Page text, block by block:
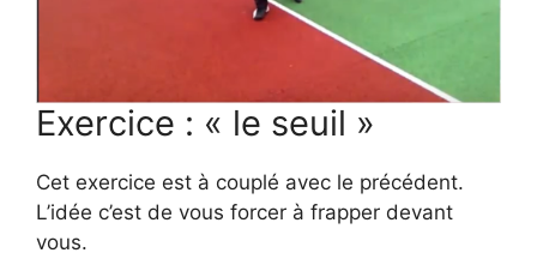
Exercice : « le seuil »
Cet exercice est à couplé avec le précédent.
L’idée c’est de vous forcer à frapper devant
vous.